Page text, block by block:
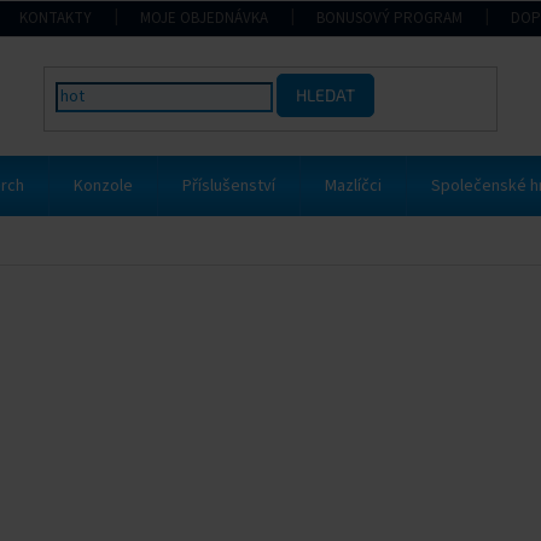
KONTAKTY MOJE OBJEDNÁVKA BONUSOVÝ PROGRAM
HLEDAT
Konzole Příslušenství Mazlíčci Společenské